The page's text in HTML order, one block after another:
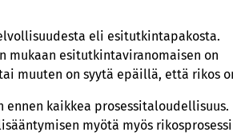
eli esitutkintapakosta.
mukaan esitutkintaviranomaisen on
muuten on syytä epäillä, että rikos
kaikkea prosessitaloudellisuus.
myötä myös